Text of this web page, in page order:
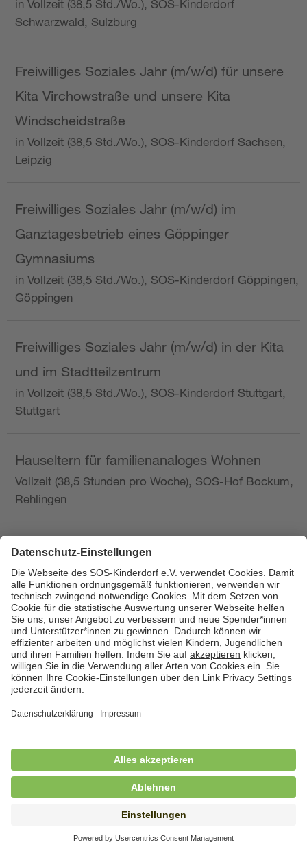
in Vollzeit (38,5 Std./Wo.), SOS-Kinderdorf
Schwarzwald, Sulzburg
Freiwilliges Soziales Jahr (m/w/d) für unsere
Kita Virchowstraße und unsere Kita
Windscheidstraße
in Vollzeit (38,5 Std./Wo.), SOS-Kinderdorf Sachsen,
Leipzig
Freiwilliges Soziales Jahr (m/w/d) im
Ganztagesbetrieb eines Göppinger
Gymnasiums
in Vollzeit (38,5 Std./Wo.), SOS-Kinderdorf Göppingen,
Göppingen
Freiwilliges Soziales Jahr (m/w/d) in der Kita
und im Stadtteilzentrum
in Vollzeit (38,5 Std./Wo.), SOS-Kinderdorf Stuttgart,
Stuttgart
Hauseltern für familienanaloges Wohnen
Vollzeit (38,5 Stunden pro Woche), SOS-Hof Bockum,
Rehlingen
Hauswirtschafterin / Köchin (m/w/d) als
Ausbilderin (m/w/d) im Bereich
Nahrungszubereitung
in Vollzeit (38,5 Std./Wo.), SOS-Kinderdorf
Saarbrücken, Saarbrücken
Hauswirtschaftskraft (m/w/d)
in Teilzeit (mind. 20 - max. 30 Std./.Wo.), SOS-
Hauswirtschaftskraft (m/w/d)
in unbefristeter Anstellung, Teilzeit (20 Std./Wo.), SOS-
Kinderdorf Dortmund, Hagen